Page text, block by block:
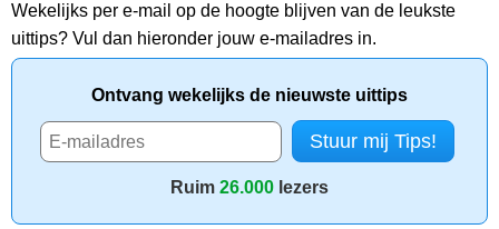
Wekelijks per e-mail op de hoogte blijven van de leukste
uittips? Vul dan hieronder jouw e-mailadres in.
Ontvang wekelijks de nieuwste uittips
Ruim 26.000 lezers